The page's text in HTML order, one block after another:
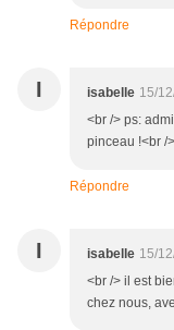
Répondre
I isabelle 15/
<br /> ps:
pinceau !<br /
Répondre
I isabelle 15/
<br /> il est
chez nous,